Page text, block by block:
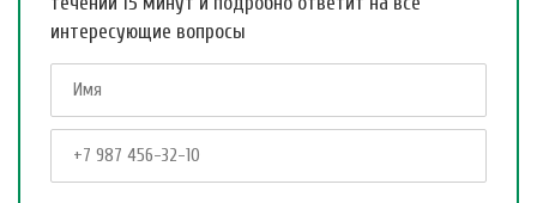
интересующие вопросы